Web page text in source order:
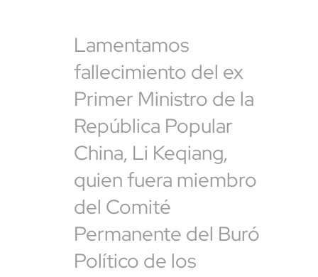
Lamentamos
fallecimiento del ex
Primer Ministro de la
República Popular
China, Li Keqiang,
quien fuera miembro
del Comité
Permanente del Buró
Político de los